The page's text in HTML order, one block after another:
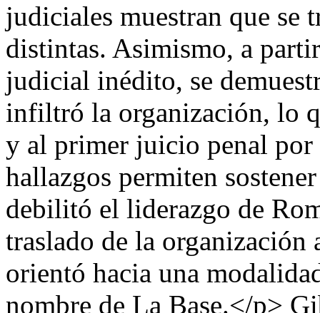
judiciales muestran que se
distintas. Asimismo, a
judicial inédito, se
infiltró la organización, lo
y al primer juicio penal por
hallazgos permiten
debilitó el liderazgo de
traslado de la
orientó hacia una
nombre de La Base.</p>